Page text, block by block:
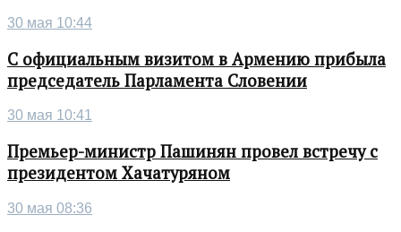
30 мая 10:44
С официальным визитом в Армению прибыла
председатель Парламента Словении
30 мая 10:41
Премьер-министр Пашинян провел встречу с
президентом Хачатуряном
30 мая 08:36